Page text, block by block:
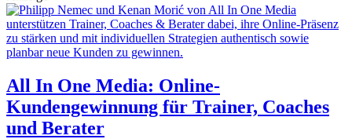
All In One Media: Online-
Kundengewinnung für Trainer, Coaches
und Berater